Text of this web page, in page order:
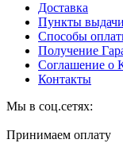
Доставка
Пункты выдачи
Способы
Получение
Соглашение о
Контакты
Мы в соц.сетях:
Принимаем оплату